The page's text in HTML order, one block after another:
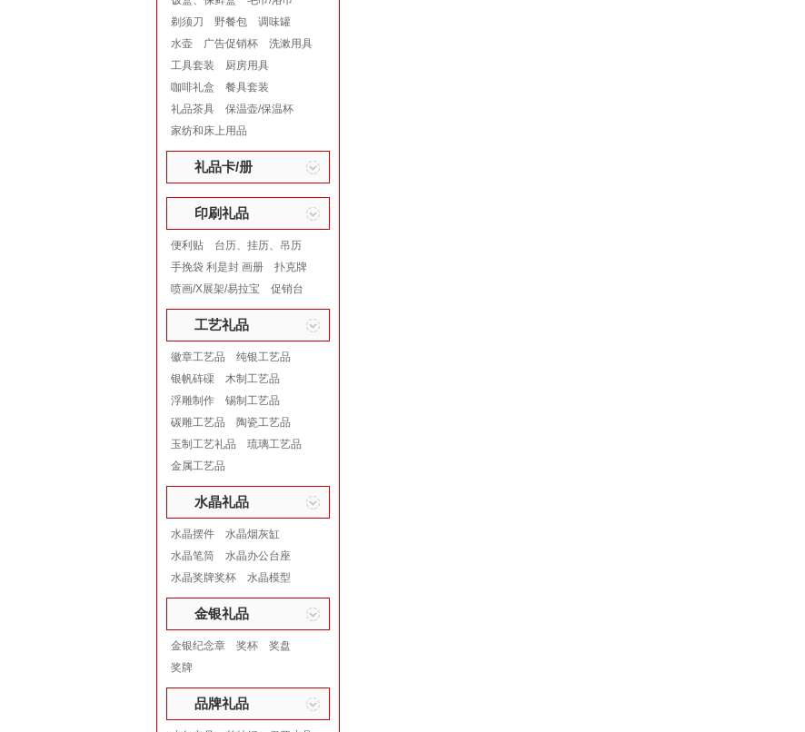
剃须刀
野餐包
调味罐
水壶
广告促销杯
洗漱用具
工具套装
厨房用具
咖啡礼盒
餐具套装
礼品茶具
保温壶/保温杯
家纺和床上用品
礼品卡/册
印刷礼品
便利贴
台历、挂历、吊历
手挽袋 利是封 画册
扑克牌
喷画/X展架/易拉宝
促销台
工艺礼品
徽章工艺品
纯银工艺品
银帆砗磲
木制工艺品
浮雕制作
锡制工艺品
碳雕工艺品
陶瓷工艺品
玉制工艺礼品
琉璃工艺品
金属工艺品
水晶礼品
水晶摆件
水晶烟灰缸
水晶笔筒
水晶办公台座
水晶奖牌奖杯
水晶模型
金银礼品
金银纪念章 奖杯
奖盘
奖牌
品牌礼品